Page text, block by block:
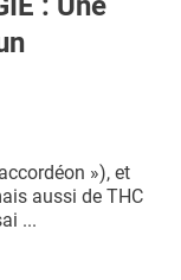
»), et
aussi de THC
...